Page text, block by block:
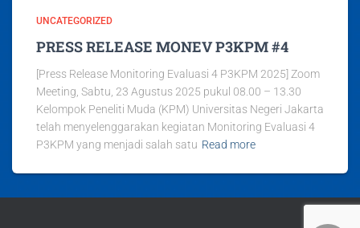
UNCATEGORIZED
PRESS RELEASE MONEV P3KPM #4
[Press Release Monitoring Evaluasi 4 P3KPM 2025] Zoom
Meeting, Sabtu, 23 Agustus 2025 pukul 08.00 – 13.30
Kelompok Peneliti Muda (KPM) Universitas Negeri Jakarta
telah menyelenggarakan kegiatan Monitoring Evaluasi 4
P3KPM yang menjadi salah satu Read more